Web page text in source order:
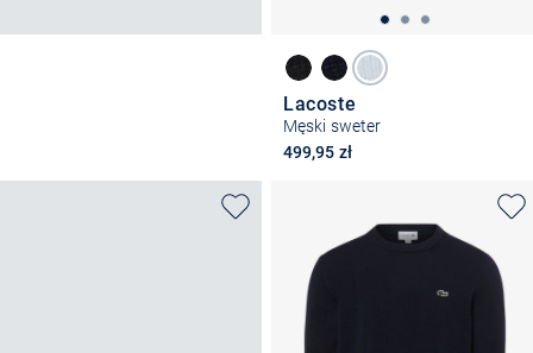
Lacoste
Męski sweter
499,95 zł